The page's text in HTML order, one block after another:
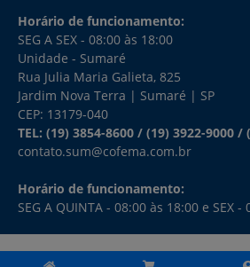
Horário de funcionamento:
SEG A SEX - 08:00 às 18:00
Unidade - Sumaré
Rua Julia Maria Galieta, 825
Jardim Nova Terra | Sumaré | SP
CEP: 13179-040
TEL: (19) 3854-8600 / (19) 3922-9000 /
contato.sum@cofema.com.br
Horário de funcionamento:
SEG A QUINTA - 08:00 às 18:00 e SEX -
COPYRIGHT 2026 - COFEMA ATACADISTA LTDA